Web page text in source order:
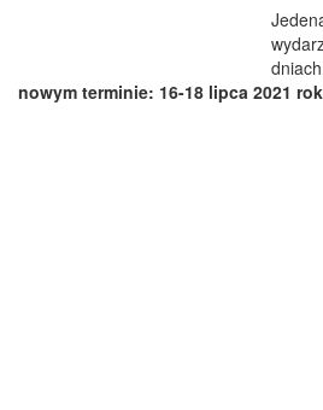
dniach
nowym terminie: 16-18 lipca 2021